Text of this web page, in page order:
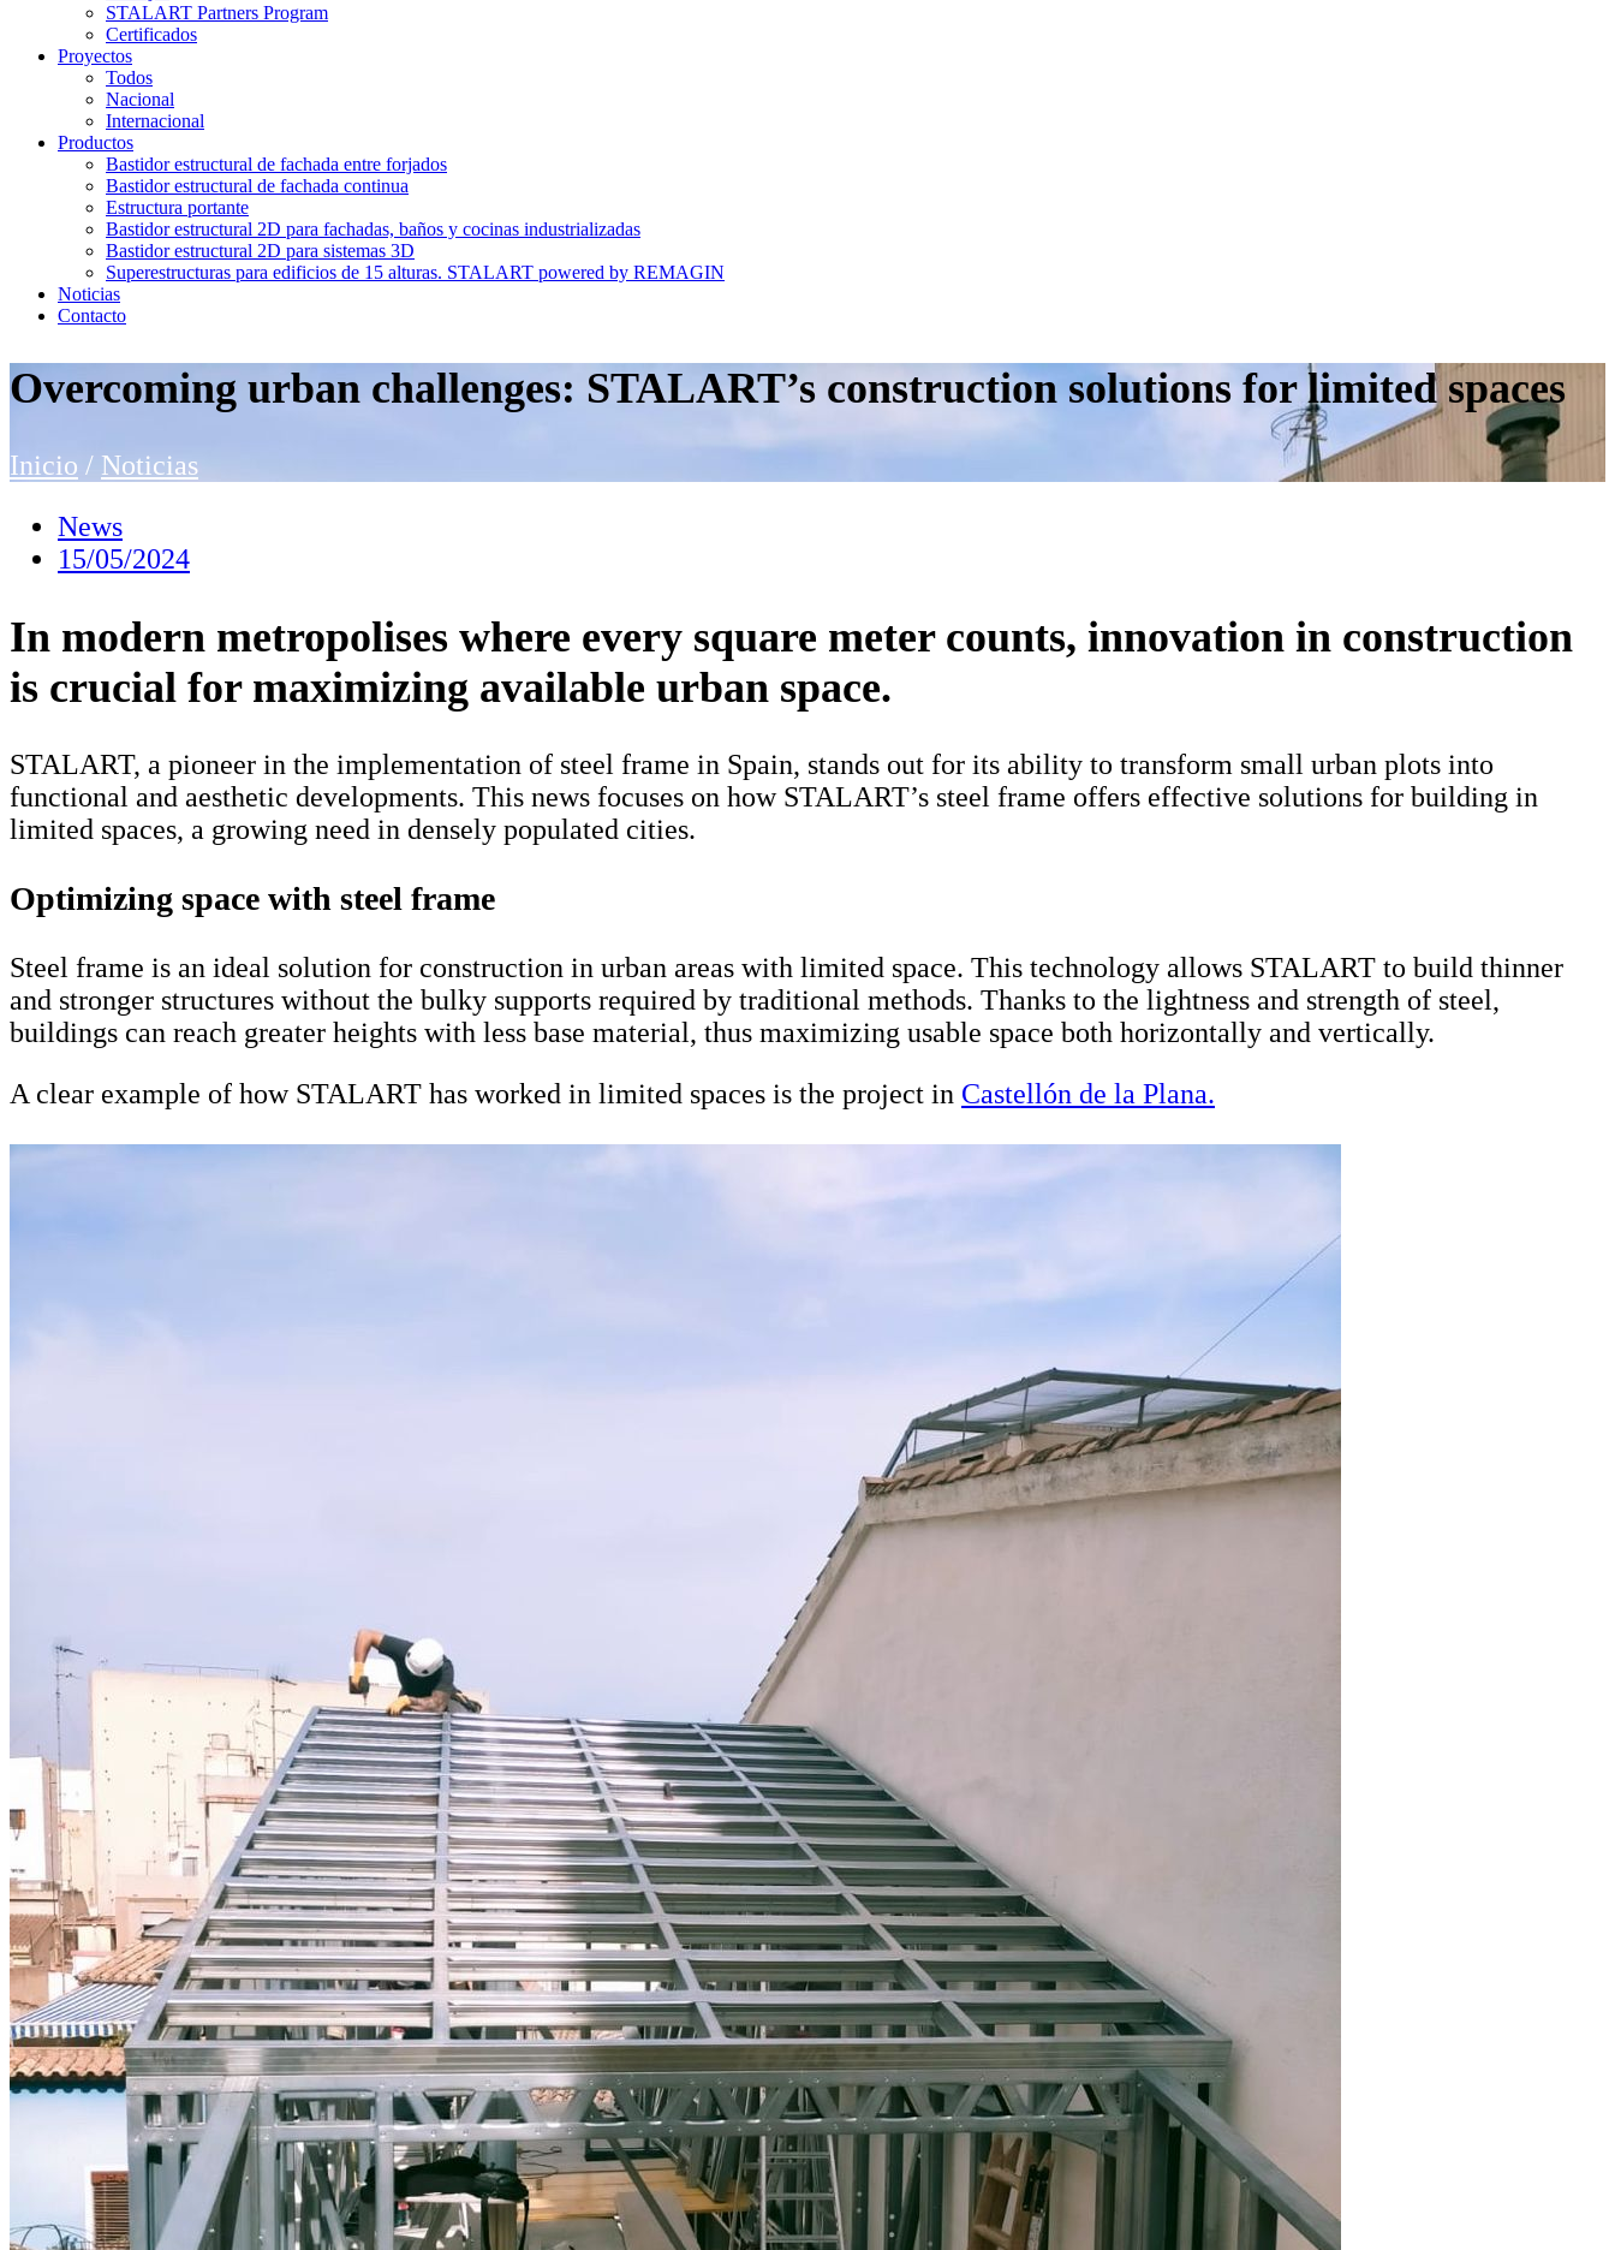
STALART Partners Program
Certificados
Proyectos
Todos
Nacional
Internacional
Productos
Bastidor estructural de fachada entre forjados
Bastidor estructural de fachada continua
Estructura portante
Bastidor estructural 2D para fachadas, baños y cocinas industrializadas
Bastidor estructural 2D para sistemas 3D
Superestructuras para edificios de 15 alturas. STALART powered by REMAGIN
Noticias
Contacto
Overcoming urban challenges: STALART’s construction solutions for limited spaces
Inicio / Noticias
News
15/05/2024
In modern metropolises where every square meter counts, innovation in construction
is crucial for maximizing available urban space.
STALART, a pioneer in the implementation of steel frame in Spain, stands out for its ability to transform small urban plots into
functional and aesthetic developments. This news focuses on how STALART’s steel frame offers effective solutions for building in
limited spaces, a growing need in densely populated cities.
Optimizing space with steel frame
Steel frame is an ideal solution for construction in urban areas with limited space. This technology allows STALART to build thinner
and stronger structures without the bulky supports required by traditional methods. Thanks to the lightness and strength of steel,
buildings can reach greater heights with less base material, thus maximizing usable space both horizontally and vertically.
A clear example of how STALART has worked in limited spaces is the project in Castellón de la Plana.